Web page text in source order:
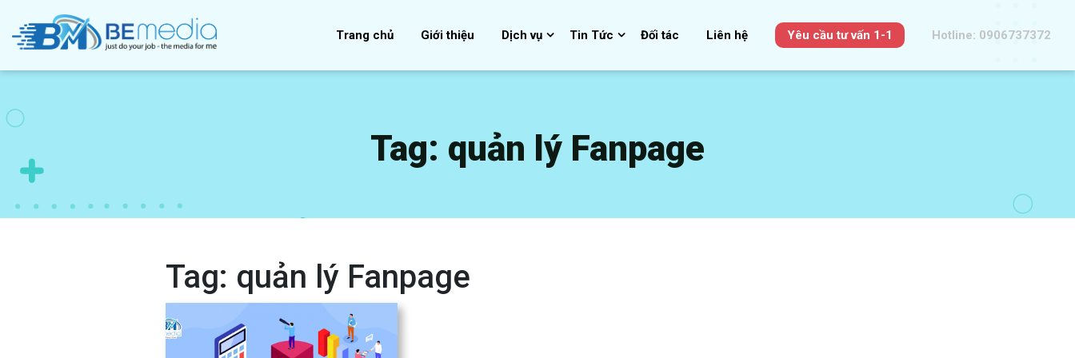
Trang chủ Giới thiệu Dịch vụ Tin Tức Đối tác Liên hệ Yêu cầu tư vấn 1-1 Hotline: 0906737372
Tag: quản lý Fanpage
Tag: quản lý Fanpage